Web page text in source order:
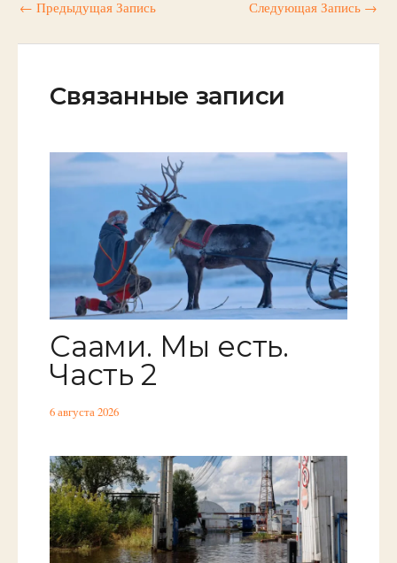
← Предыдущая Запись Следующая Запись →
Связанные записи
Саами. Мы есть.
Часть 2
6 августа 2026